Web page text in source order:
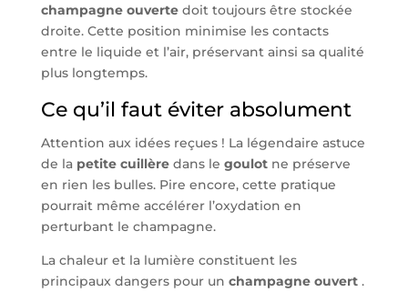
champagne ouvertedoit toujours être stockée
droite. Cette position minimise les contacts
entre le liquide et l’air, préservant ainsi sa qualité
plus longtemps.
Ce qu’il faut éviter absolument
Attention aux idées reçues ! La légendaire astuce
de la petite cuillèredans le goulotne préserve
en rien les bulles. Pire encore, cette pratique
pourrait même accélérer l’oxydation en
perturbant le champagne.
La chaleur et la lumière constituent les
principaux dangers pour un champagne ouvert.